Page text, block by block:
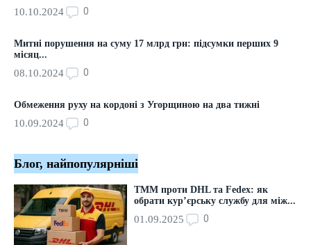
10.10.2024 0
Митні порушення на суму 17 млрд грн: підсумки перших 9
місяц...
08.10.2024 0
Обмеження руху на кордоні з Угорщиною на два тижні
10.09.2024 0
Блог, найпопулярніші
ТММ проти DHL та Fedex: як
обрати кур’єрську службу для між...
01.09.2025 0